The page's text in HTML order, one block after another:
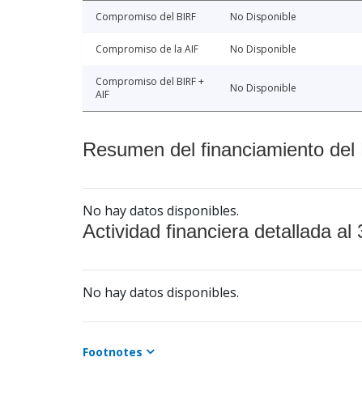
Compromiso del BIRF No Disponible
Compromiso de la AIF No Disponible
Compromiso del BIRF +
AIF
No Disponible
Resumen del financiamiento
No hay datos disponibles.
Actividad financiera detallada al
No hay datos disponibles.
Footnotes